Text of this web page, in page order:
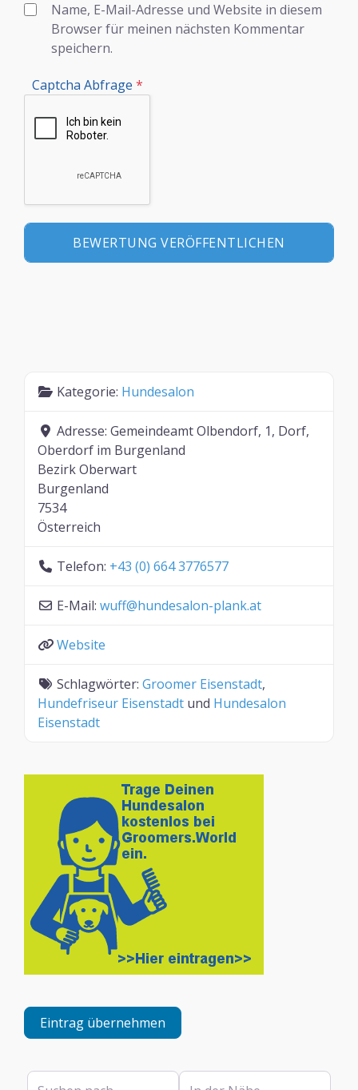
Name, E-Mail-Adresse und Website in diesem
Browser für meinen nächsten Kommentar
speichern.
Captcha Abfrage *
Kategorie: Hundesalon
Adresse: Gemeindeamt Olbendorf, 1, Dorf,
Oberdorf im Burgenland
Bezirk Oberwart
Burgenland
7534
Österreich
Telefon: +43 (0) 664 3776577
E-Mail: wuff@hundesalon-plank.at
Website
Schlagwörter: Groomer Eisenstadt,
Hundefriseur Eisenstadt und Hundesalon
Eisenstadt
Eintrag übernehmen
Suchen nach In der Nähe